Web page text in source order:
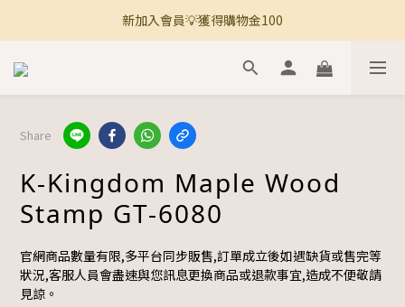
🚚 全館滿800免運 🚚
新加入會員💡獲得購物金100
🚚 全館滿800免運 🚚
Share
K-Kingdom Maple Wood
Stamp GT-6080
官網商品數量有限,多平台同步販售,訂單成立後如遇缺貨或售完等
狀況,客服人員會盡速與您訊息更換商品或退款事宜,造成不便敬請
見諒。